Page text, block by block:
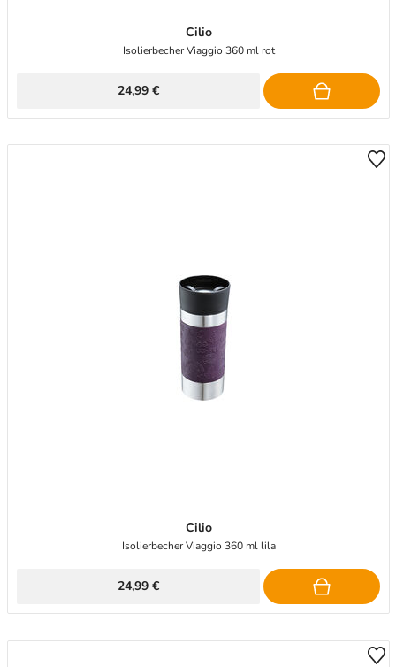
Cilio
Isolierbecher Viaggio 360 ml rot
24,99 €
Cilio
Isolierbecher Viaggio 360 ml lila
24,99 €